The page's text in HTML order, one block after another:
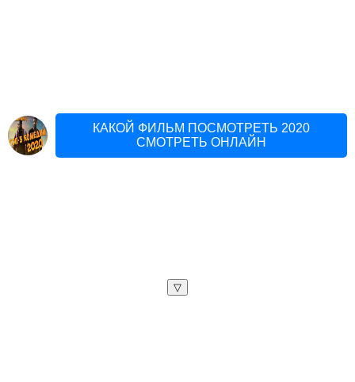
КАКОЙ ФИЛЬМ ПОСМОТРЕТЬ 2020
СМОТРЕТЬ ОНЛАЙН
▽